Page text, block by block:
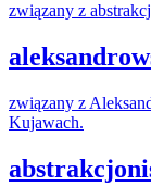
związany z
związany z
Kujawach.